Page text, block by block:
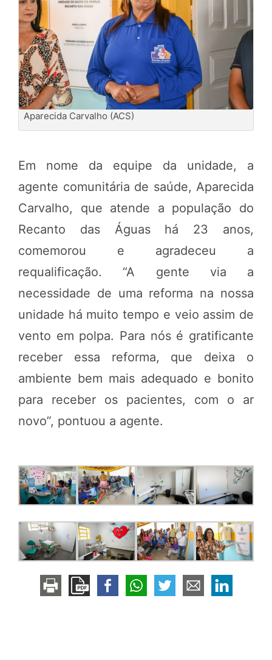
Aparecida Carvalho (ACS)
Em nome da equipe da unidade, a
agente comunitária de saúde, Aparecida
Carvalho, que atende a população do
Recanto das Águas há 23 anos,
comemorou e agradeceu a
requalificação. “A gente via a
necessidade de uma reforma na nossa
unidade há muito tempo e veio assim de
vento em polpa. Para nós é gratificante
receber essa reforma, que deixa o
ambiente bem mais adequado e bonito
para receber os pacientes, com o ar
novo”, pontuou a agente.